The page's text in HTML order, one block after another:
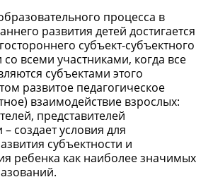
процесса в
развития детей достигается
субъект-субъектного
всеми участниками, когда все
субъектами этого
развитое педагогическое
взаимодействие взрослых:
представителей
создает условия для
субъектности и
ребенка как наиболее значимых